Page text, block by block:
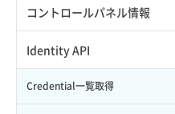
APIでAPIサブユーザーを作成する
APIでVPSにISOイメージを挿入する
APIでVPSを作成する
コントロールパネル情報
APIユーザーを作成する
API情報を確認する
Identity API
Credential一覧取得